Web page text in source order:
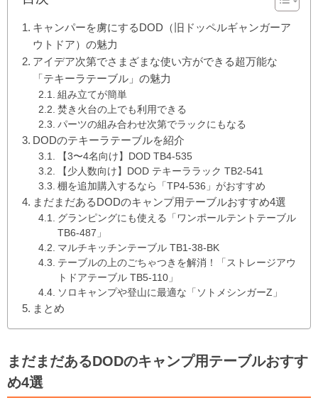
キャンパーを虜にするDOD（旧ドッペルギャンガーア
ウトドア）の魅力
アイデア次第でさまざまな使い方ができる超万能な
「テキーラテーブル」の魅力
組み立てが簡単
焚き火台の上でも利用できる
パーツの組み合わせ次第でラックにもなる
DODのテキーラテーブルを紹介
【3〜4名向け】DOD TB4-535
【少人数向け】DOD テキーララック TB2-541
棚を追加購入するなら「TP4-536」がおすすめ
まだまだあるDODのキャンプ用テーブルおすすめ4選
グランピングにも使える「ワンポールテントテーブル
TB6-487」
マルチキッチンテーブル TB1-38-BK
テーブルの上のごちゃつきを解消！「ストレージアウ
トドアテーブル TB5-110」
ソロキャンプや登山に最適な「ソトメシンガーZ」
まとめ
まだまだあるDODのキャンプ用テーブルおすす
め4選